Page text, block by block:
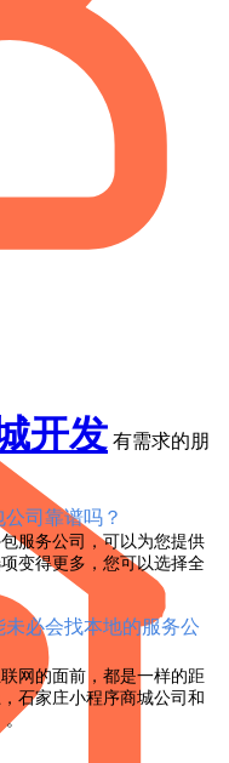
开发 有需求的朋
司靠谱吗？
服务公司，可以为您提供
变得更多，您可以选择全
必会找本地的服务公
网的面前，都是一样的距
石家庄小程序商城公司和
。